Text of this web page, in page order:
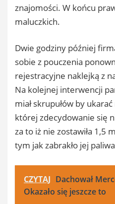
znajomości. W końcu
maluczkich.
Dwie godziny później
sobie z pouczenia
rejestracyjne naklejką z
Na kolejnej interwencji
miał skrupułów by
której zdecydowanie się
za to iż nie zostawiła 1,5
tym jak zabrakło jej
CZYTAJ Dachował
Okazało się jeszcze to